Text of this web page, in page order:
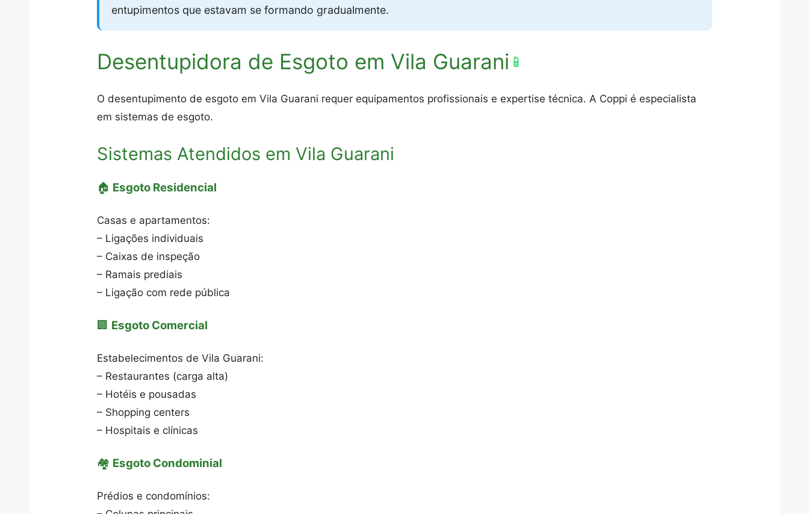
entupimentos que estavam se formando gradualmente.
Desentupidora de Esgoto em Vila Guarani 📱
O desentupimento de esgoto em Vila Guarani requer equipamentos profissionais e expertise técnica. A Coppi é especialista
em sistemas de esgoto.
Sistemas Atendidos em Vila Guarani
🏠 Esgoto Residencial
Casas e apartamentos:
– Ligações individuais
– Caixas de inspeção
– Ramais prediais
– Ligação com rede pública
🏢 Esgoto Comercial
Estabelecimentos de Vila Guarani:
– Restaurantes (carga alta)
– Hotéis e pousadas
– Shopping centers
– Hospitais e clínicas
🏘️ Esgoto Condominial
Prédios e condomínios: